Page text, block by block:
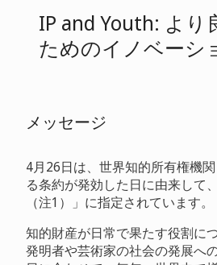
IP and Youth: より
ためのイノベーシ
メッセージ
4月26日は、世界知的所有権機
る条約が発効した日に由来して
（注1）」に指定されています。
知的財産が日常で果たす役割に
発明者や芸術家の社会の発展へ